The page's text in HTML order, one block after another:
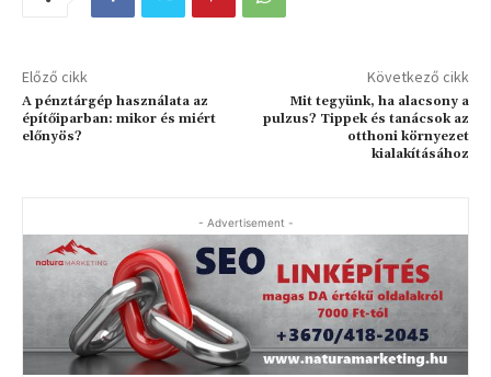
Előző cikk
A pénztárgép használata az
építőiparban: mikor és miért
előnyös?
Következő cikk
Mit tegyünk, ha alacsony a
pulzus? Tippek és tanácsok az
otthoni környezet
kialakításához
- Advertisement -